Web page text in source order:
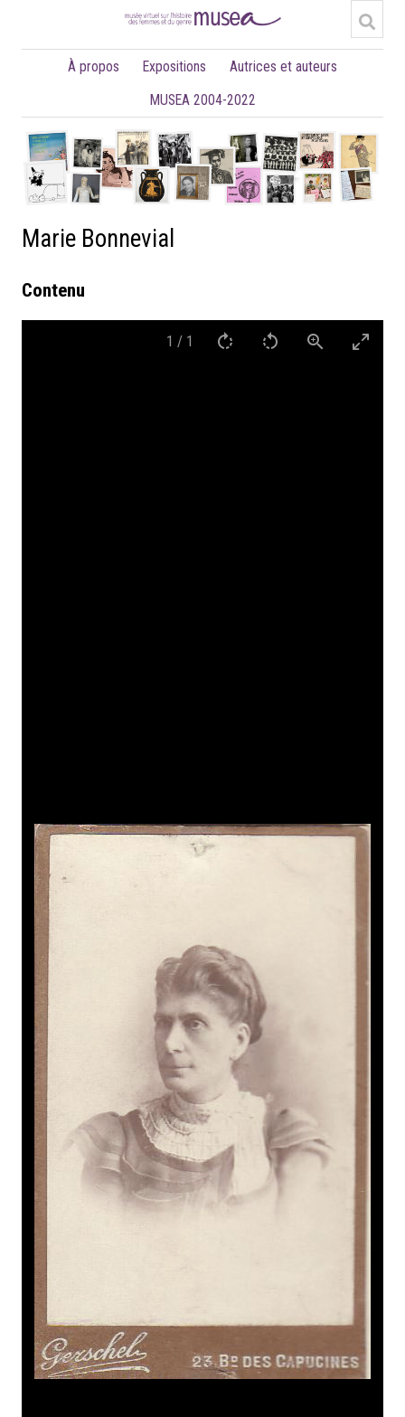
À propos Expositions
Autrices et auteurs
MUSEA 2004-2022
Marie Bonnevial
Contenu
1 / 1